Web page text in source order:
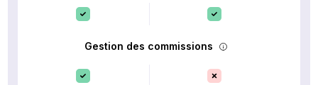
Gestion des commissions